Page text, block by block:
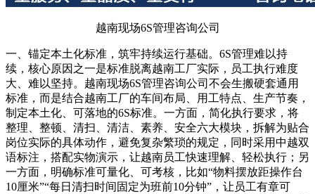
越南现场6S管理咨询公司
一、锚定本土化标准，筑牢持续运行基础。6S管理难以持
续，核心原因之一是标准脱离越南工厂实际，员工执行难度
大、难以坚持。越南现场6S管理咨询公司不会生搬硬套通用
标准，而是结合越南工厂的车间布局、用工特点、生产节奏，
制定本土化、可落地的6S标准。一方面，简化执行要求，将
整理、整顿、清扫、清洁、素养、安全六大模块，拆解为贴合
岗位实际的具体动作，避免复杂繁琐的规定，同时采用中越双
语标注，搭配实物演示，让越南员工快速理解、轻松执行；另
一方面，明确标准可量化、可考核，比如“物料摆放距操作台
10厘米”“每日清扫时间固定为班前10分钟”，让员工有章可